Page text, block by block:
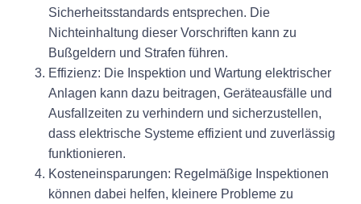
Sicherheitsstandards entsprechen. Die
Nichteinhaltung dieser Vorschriften kann zu
Bußgeldern und Strafen führen.
Effizienz: Die Inspektion und Wartung elektrischer
Anlagen kann dazu beitragen, Geräteausfälle und
Ausfallzeiten zu verhindern und sicherzustellen,
dass elektrische Systeme effizient und zuverlässig
funktionieren.
Kosteneinsparungen: Regelmäßige Inspektionen
können dabei helfen, kleinere Probleme zu